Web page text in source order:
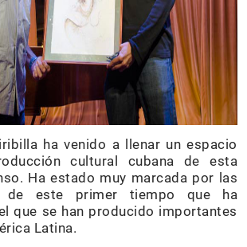
ha venido a llenar un espacio
cultural cubana de esta
Ha estado muy marcada por las
de este primer tiempo que ha
que se han producido importantes
Latina.